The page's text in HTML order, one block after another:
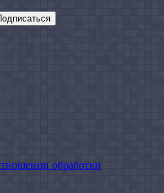
обработки